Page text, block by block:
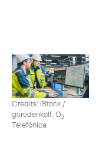
Credits: iStock /
gorodenkoff, O2
Telefónica